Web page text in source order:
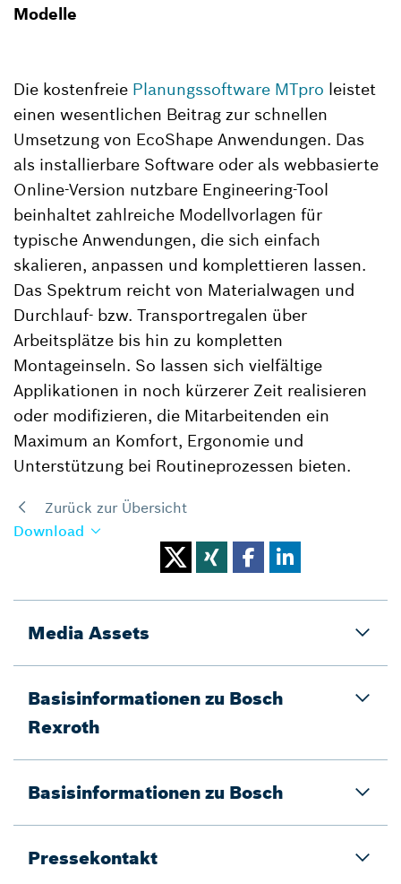
Modelle
Die kostenfreie Planungssoftware MTpro leistet
einen wesentlichen Beitrag zur schnellen
Umsetzung von EcoShape Anwendungen. Das
als installierbare Software oder als webbasierte
Online-Version nutzbare Engineering-Tool
beinhaltet zahlreiche Modellvorlagen für
typische Anwendungen, die sich einfach
skalieren, anpassen und komplettieren lassen.
Das Spektrum reicht von Materialwagen und
Durchlauf- bzw. Transportregalen über
Arbeitsplätze bis hin zu kompletten
Montageinseln. So lassen sich vielfältige
Applikationen in noch kürzerer Zeit realisieren
oder modifizieren, die Mitarbeitenden ein
Maximum an Komfort, Ergonomie und
Unterstützung bei Routineprozessen bieten.
Zurück zur Übersicht
Download
Media Assets
Basisinformationen zu Bosch
Rexroth
Basisinformationen zu Bosch
Pressekontakt